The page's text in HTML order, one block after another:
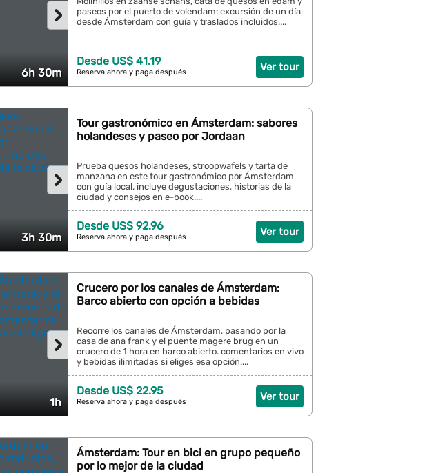
6h 30m
›
paseos por el puerto de volendam: excursión de un día
desde Ámsterdam con guía y traslados incluidos....
Ver tour
Desde US$ 41.19
Reserva ahora y paga después
3h 30m
›
Tour gastronómico en Ámsterdam: sabores
holandeses y paseo por Jordaan
Prueba quesos holandeses, stroopwafels y tarta de
manzana en este tour gastronómico por Ámsterdam
con guía local. incluye degustaciones, historias de la
ciudad y consejos en e-book....
Ver tour
Desde US$ 92.96
Reserva ahora y paga después
1h
›
Crucero por los canales de Ámsterdam:
Barco abierto con opción a bebidas
Recorre los canales de Ámsterdam, pasando por la
casa de ana frank y el puente magere brug en un
crucero de 1 hora en barco abierto. comentarios en vivo
y bebidas ilimitadas si eliges esa opción....
Ver tour
Desde US$ 22.95
Reserva ahora y paga después
Ámsterdam: Tour en bici en grupo pequeño
por lo mejor de la ciudad